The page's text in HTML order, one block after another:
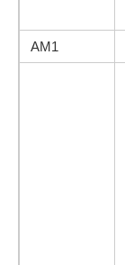
АМ1